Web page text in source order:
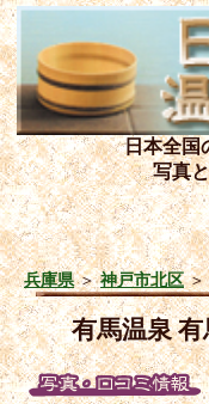
日本全国
写真
兵庫県＞神戸市北区＞
有馬温泉